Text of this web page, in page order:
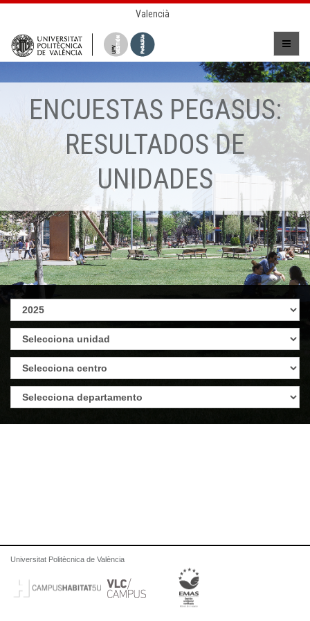
Valencià
ENCUESTAS PEGASUS:
RESULTADOS DE
UNIDADES
Universitat Politècnica de València